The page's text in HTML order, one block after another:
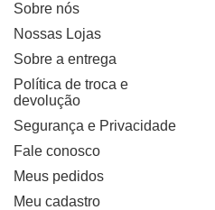
Sobre nós
Nossas Lojas
Sobre a entrega
Política de troca e
devolução
Segurança e Privacidade
Fale conosco
Meus pedidos
Meu cadastro